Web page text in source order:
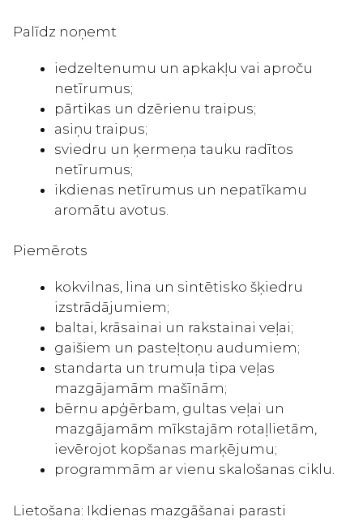
Palīdz noņemt
iedzeltenumu un apkakļu vai aproču
netīrumus;
pārtikas un dzērienu traipus;
asiņu traipus;
sviedru un ķermeņa tauku radītos
netīrumus;
ikdienas netīrumus un nepatīkamu
aromātu avotus.
Piemērots
kokvilnas, lina un sintētisko šķiedru
izstrādājumiem;
baltai, krāsainai un rakstainai veļai;
gaišiem un pasteļtoņu audumiem;
standarta un trumuļa tipa veļas
mazgājamām mašīnām;
bērnu apģērbam, gultas veļai un
mazgājamām mīkstajām rotaļlietām,
ievērojot kopšanas marķējumu;
programmām ar vienu skalošanas ciklu.
Lietošana: Ikdienas mazgāšanai parasti